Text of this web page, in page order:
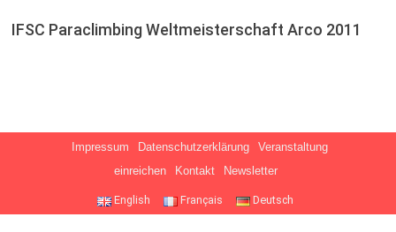
IFSC Paraclimbing Weltmeisterschaft Arco 2011
Impressum Datenschutzerklärung
Veranstaltung
einreichen
Kontakt Newsletter
English Français Deutsch